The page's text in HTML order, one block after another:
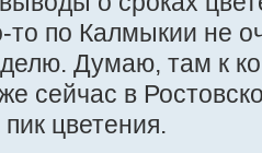
то по Калмыкии не
Думаю, там к
сейчас в
цветения.